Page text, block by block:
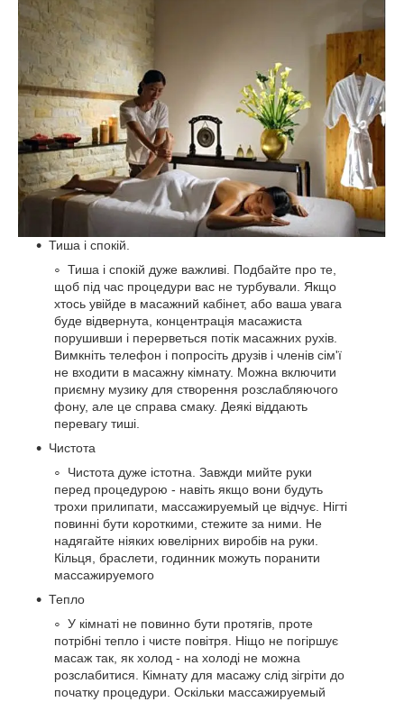
Тиша і спокій.
Тиша і спокій дуже важливі. Подбайте про те,
щоб під час процедури вас не турбували. Якщо
хтось увійде в масажний кабінет, або ваша увага
буде відвернута, концентрація масажиста
порушивши і перерветься потік масажних рухів.
Вимкніть телефон і попросіть друзів і членів сім'ї
не входити в масажну кімнату. Можна включити
приємну музику для створення розслабляючого
фону, але це справа смаку. Деякі віддають
перевагу тиші.
Чистота
Чистота дуже істотна. Завжди мийте руки
перед процедурою - навіть якщо вони будуть
трохи прилипати, массажируемый це відчує. Нігті
повинні бути короткими, стежите за ними. Не
надягайте ніяких ювелірних виробів на руки.
Кільця, браслети, годинник можуть поранити
массажируемого
Тепло
У кімнаті не повинно бути протягів, проте
потрібні тепло і чисте повітря. Ніщо не погіршує
масаж так, як холод - на холоді не можна
розслабитися. Кімнату для масажу слід зігріти до
початку процедури. Оскільки массажируемый